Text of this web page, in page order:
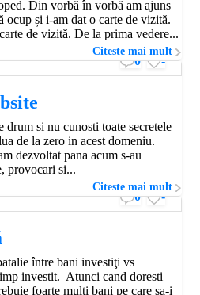
Din vorbă în vorbă am ajuns
ocup și i-am dat o carte de vizită.
de vizită. De la prima vedere...
Citeste mai mult
0 -
drum si nu cunosti toate secretele
de la zero in acest domeniu.
dezvoltat pana acum s-au
provocari si...
Citeste mai mult
0 -
între bani investiţi vs
investit. Atunci cand doresti
foarte multi bani pe care sa-i